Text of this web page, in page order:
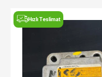
Hızlı Teslimat